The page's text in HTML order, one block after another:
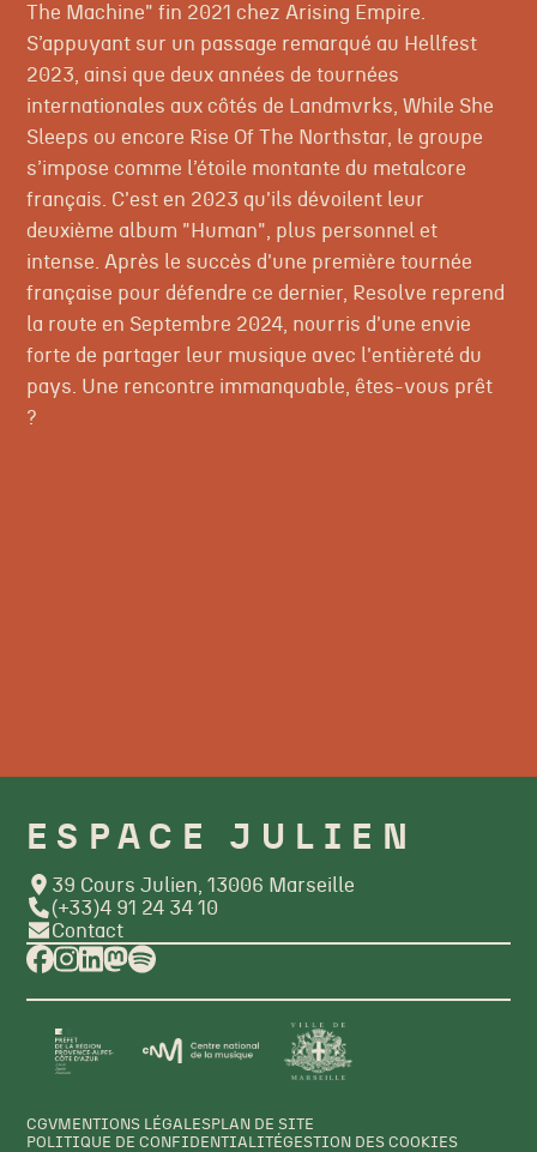
The Machine" fin 2021 chez Arising Empire.
S’appuyant sur un passage remarqué au Hellfest
2023, ainsi que deux années de tournées
internationales aux côtés de Landmvrks, While She
Sleeps ou encore Rise Of The Northstar, le groupe
s’impose comme l’étoile montante du metalcore
français. C'est en 2023 qu'ils dévoilent leur
deuxième album "Human", plus personnel et
intense. Après le succès d'une première tournée
française pour défendre ce dernier, Resolve reprend
la route en Septembre 2024, nourris d'une envie
forte de partager leur musique avec l'entièreté du
pays. Une rencontre immanquable, êtes-vous prêt
?
ESPACE JULIEN
39 Cours Julien, 13006 Marseille
(+33)4 91 24 34 10
Contact
CGVMENTIONS LÉGALESPLAN DE SITE
POLITIQUE DE CONFIDENTIALITÉGESTION DES COOKIES